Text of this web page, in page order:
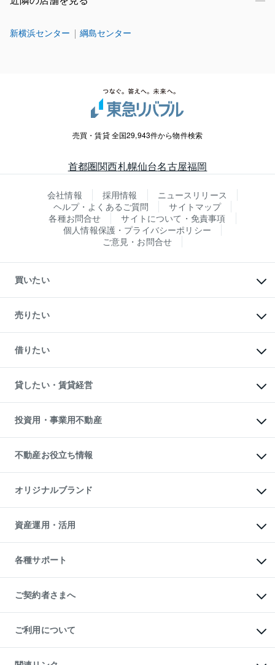
新横浜センター 綱島センター
売買・賃貸 全国29,943件から物件検索
首都圏関西札幌仙台名古屋福岡
会社情報 採用情報
ニュースリリース
ヘルプ・よくあるご質問
サイトマップ
各種お問合せ
サイトについて・免責事項
個人情報保護・プライバシーポリシー
ご意見・お問合せ
買いたい
新築・分譲マンションの購入
中古マンションの購入
一戸建ての購入
中古一戸建ての購入
不動産購入の流れ
注目キーワード物件特集
購入ガイド
English 繁体中文簡体中文
売りたい
一戸建ての売却・査定
土地の売却・査定
スピードAI査定
不動産査定について
不動産売却の流れ
不動産買換えの流れ
売却ガイド
借りたい
オフィス・店舗の賃貸
借りるときの流れ
借りるガイド
貸したい・賃貸経営
マンション賃料データ
賃貸管理プラン
リロケーションについて
貸すガイド
投資用・事業用不動産
事業用不動産
マンション投資
投資用マンション
アパート経営
収益物件
ビル購入（ビル一棟）
投資用不動産の売却査定
事業用不動産の売却査定
不動産お役立ち情報
マンションライブラリー
人気マンションランキング
暮らしに役立つ不動産メディア
不動産相場・不動産価格情報
不動産コラム・ニュース
不動産用語集
不動産なんでもネット相談室
住まいの税金
オリジナルブランド
一棟リノベーションマンション
L`GENTE（ルジェンテ）
区分リノベーションマンション
投資用一棟レジデンスWELL
不動産小口投資
LEGACIA（レガシア）
資産運用・活用
不動産M&A
アセットマネジメント・出資
各種サポート
相続サポート
リフォームサポート
ご契約者さまへ
ご紹介・再契約特典
入居者様専用-各種ご案内（賃貸）
東急こすもす会「こすもすWeb」
ご利用について
金融商品取引について